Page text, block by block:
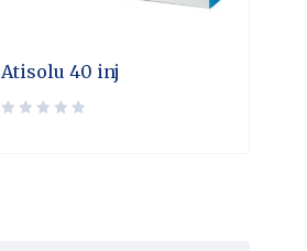
Atisolu 40 inj